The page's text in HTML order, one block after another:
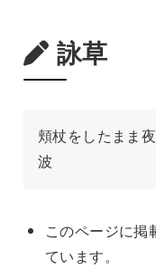
詠草
頬杖をしたまま
波
このページに掲
ています。